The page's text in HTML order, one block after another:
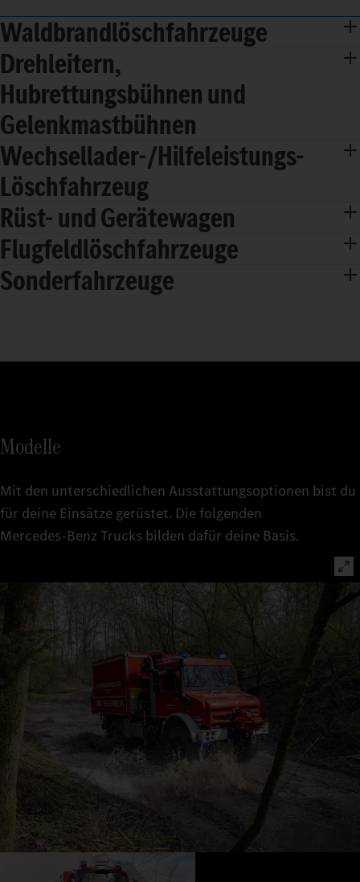
Waldbrandlöschfahrzeuge
Drehleitern,
Hubrettungsbühnen und
Gelenkmastbühnen
Wechsellader-/Hilfeleistungs-
Löschfahrzeug
Rüst- und Gerätewagen
Flugfeldlöschfahrzeuge
Sonderfahrzeuge
Modelle
Mit den unterschiedlichen Ausstattungsoptionen bist du
für deine Einsätze gerüstet. Die folgenden
Mercedes‑Benz Trucks bilden dafür deine Basis.